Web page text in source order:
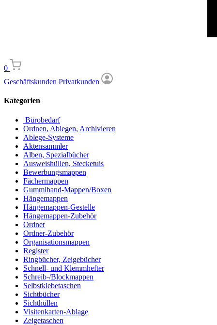
0
Geschäftskunden Privatkunden
Kategorien
Bürobedarf
Ordnen, Ablegen, Archivieren
Ablege-Systeme
Aktensammler
Alben, Spezialbücher
Ausweishüllen, Stecketuis
Bewerbungsmappen
Fächermappen
Gummiband-Mappen/Boxen
Hängemappen
Hängemappen-Gestelle
Hängemappen-Zubehör
Ordner
Ordner-Zubehör
Organisationsmappen
Register
Ringbücher, Zeigebücher
Schnell- und Klemmhefter
Schreib-/Blockmappen
Selbstklebetaschen
Sichtbücher
Sichthüllen
Visitenkarten-Ablage
Zeigetaschen